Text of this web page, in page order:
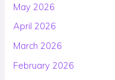
May 2026
April 2026
March 2026
February 2026